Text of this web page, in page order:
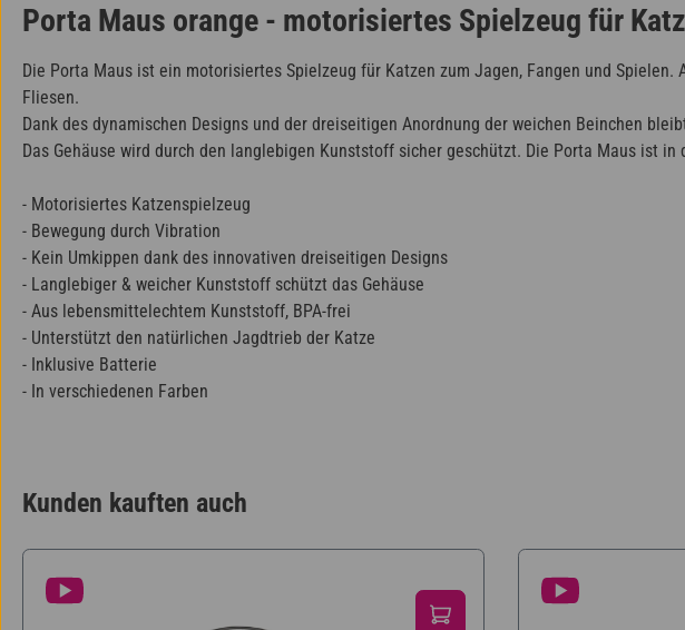
Porta Maus orange - motorisiertes Spielzeug für
Die Porta Maus ist ein motorisiertes Spielzeug für Katzen zum Jagen, Fangen und
Fliesen.
Dank des dynamischen Designs und der dreiseitigen Anordnung der weichen Beinchen
Das Gehäuse wird durch den langlebigen Kunststoff sicher geschützt. Die Porta Maus ist
- Motorisiertes Katzenspielzeug
- Bewegung durch Vibration
- Kein Umkippen dank des innovativen dreiseitigen Designs
- Langlebiger & weicher Kunststoff schützt das Gehäuse
- Aus lebensmittelechtem Kunststoff, BPA-frei
- Unterstützt den natürlichen Jagdtrieb der Katze
- Inklusive Batterie
- In verschiedenen Farben
Kunden kauften auch